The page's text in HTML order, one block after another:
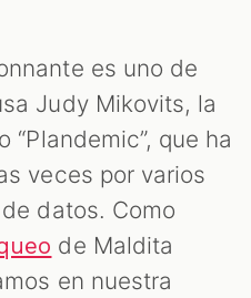
es uno de
Judy Mikovits, la
que ha
veces por varios
datos. Como
de Maldita
en nuestra